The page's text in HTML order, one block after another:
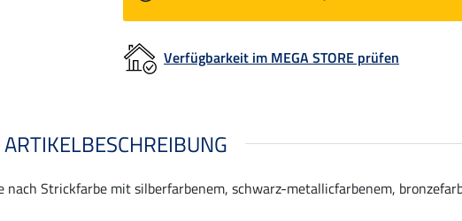
Verfügbarkeit im MEGA STORE prüfen
ARTIKELBESCHREIBUNG
nach Strickfarbe mit silberfarbenem, schwarz-metallicfarbenem,